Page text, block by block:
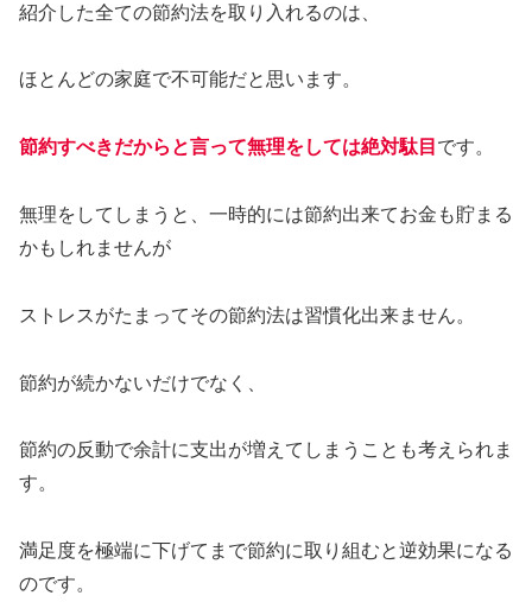
紹介した全ての節約法を取り入れるのは、
ほとんどの家庭で不可能だと思います。
節約すべきだからと言って無理をしては絶対駄目 です。
無理をしてしまうと、一時的には節約出来てお金も貯まる
かもしれませんが
ストレスがたまってその節約法は習慣化出来ません。
節約が続かないだけでなく、
節約の反動で余計に支出が増えてしまうことも考えられま
す。
満足度を極端に下げてまで節約に取り組むと逆効果になる
のです。